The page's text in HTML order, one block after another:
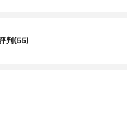
判(55)